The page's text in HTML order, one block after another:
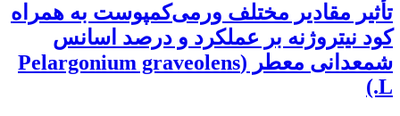
تأثیر مقادیر مختلف ورمی‌کمپوست به همراه
کود نیتروژنه بر عملکرد و درصد اسانس
شمعدانی معطر (Pelargonium graveolens
L.)